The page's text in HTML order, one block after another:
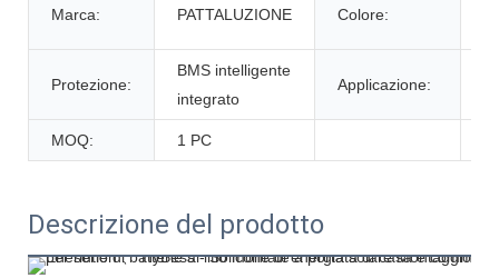
Marca: PATTALUZIONE Colore:
Protezione:
BMS intelligente
integrato
Applicazione:
MOQ: 1 PC
Descrizione del prodotto